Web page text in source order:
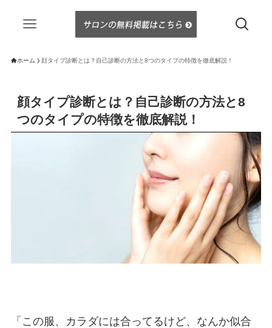
ホーム 顔タイプ診断とは？自己診断の方法と8つのタイプの特徴を徹底解説！
顔タイプ診断とは？自己診断の方法と8
つのタイプの特徴を徹底解説！
「この服、カラダには合ってるけど、なんか似合